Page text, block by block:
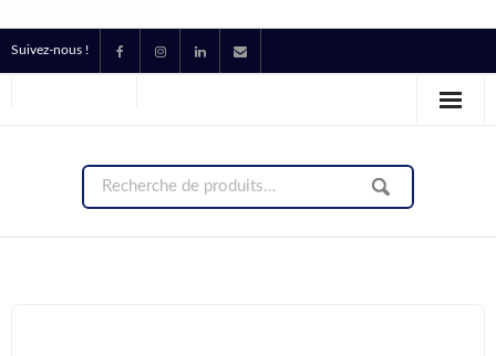
Suivez-nous !
Prestataire Technique Événementiel